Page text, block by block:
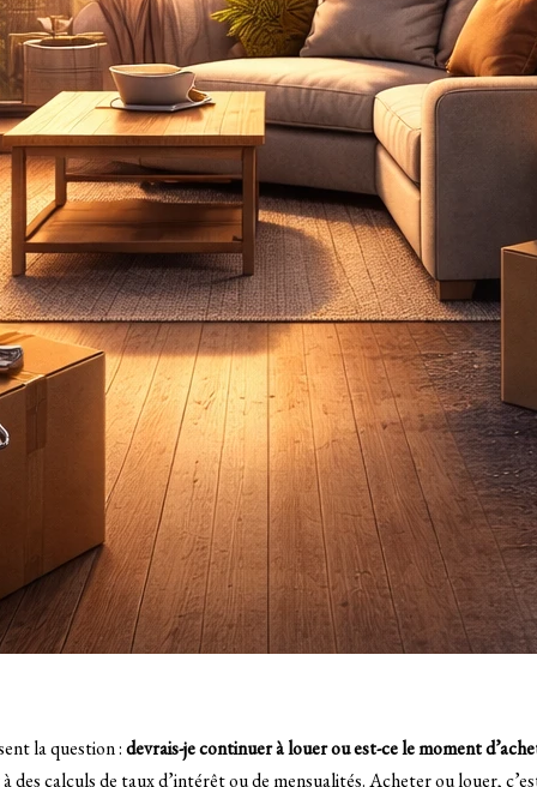
la question :devrais-je continuer à louer ou est-ce le moment
des calculs de taux d’intérêt ou de mensualités. Acheter ou louer,